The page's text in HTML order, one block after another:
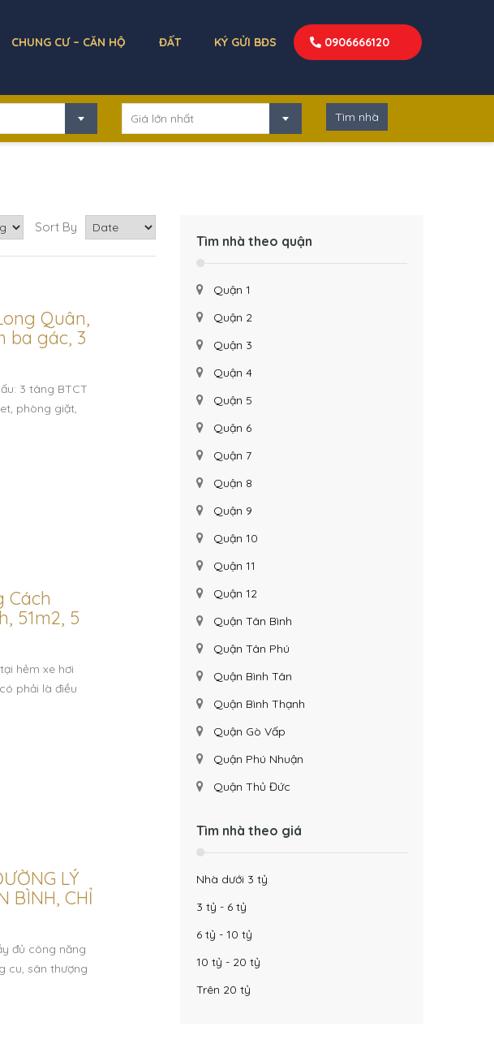
CHUNG CƯ – CĂN HỘ ĐẤT KÝ GỬI BĐS 0906666120
Giá lớn nhất
Sort By
Quân,
ba gác, 3
3 tâng BTCT
phòng giặt,
Cách
51m2, 5
hẻm xe hơi
phải là điều
LÝ
BÌNH, CHỈ
đủ công năng
cu, sân thượng
Tìm nhà theo quận
Quận 1
Quận 2
Quận 3
Quận 4
Quận 5
Quận 6
Quận 7
Quận 8
Quận 9
Quận 10
Quận 11
Quận 12
Quận Tân Bình
Quận Tân Phú
Quận Bình Tân
Quận Bình Thạnh
Quận Gò Vấp
Quận Phú Nhuận
Quận Thủ Đức
Tìm nhà theo giá
Nhà dưới 3 tỷ
3 tỷ - 6 tỷ
6 tỷ - 10 tỷ
10 tỷ - 20 tỷ
Trên 20 tỷ